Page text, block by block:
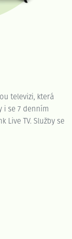
televizi, která
i se 7 denním
Live TV. Služby se